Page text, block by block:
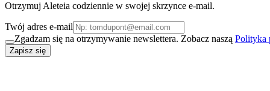
Otrzymuj Aleteia codziennie w swojej skrzynce e-mail.
Twój adres e-mail
Zgadzam się na otrzymywanie newslettera. Zobacz naszą Polityka
Zapisz się